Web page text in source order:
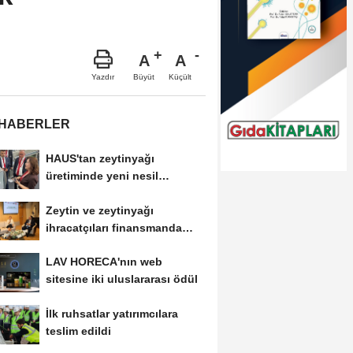
Yazdır
A
Büyüt
A
Küçült
HAUS'tan zeytinyağı
üretiminde yeni nesil
Zeytin ve zeytinyağı
ihracatçıları finansmanda
LAV HORECA'nın web
sitesine iki uluslararası ödül
İlk ruhsatlar yatırımcılara
teslim edildi